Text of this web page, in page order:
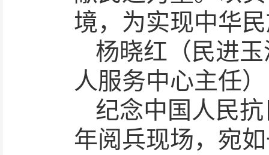
境，为实现中华
杨晓红（民进
人服务中心主任
纪念中国人民
年阅兵现场，宛